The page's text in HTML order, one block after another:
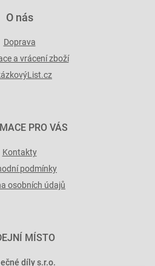
O nás
Doprava
a vrácení zboží
PRO VÁS
Kontakty
podmínky
osobních údajů
MÍSTO
díly s.r.o.